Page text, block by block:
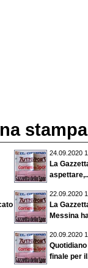
stampa
24.09.2020
La
22.09.2020
La
Messina
20.09.2020
finale per